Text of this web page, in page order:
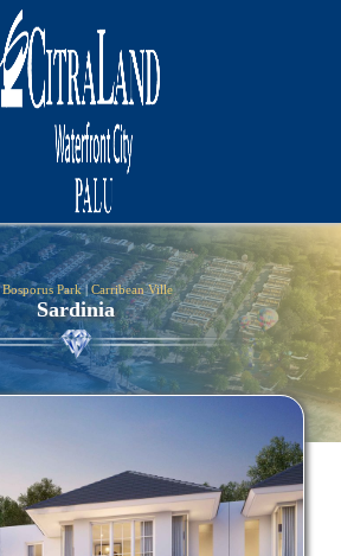
Bosporus Park|Carribean Ville
Sardinia